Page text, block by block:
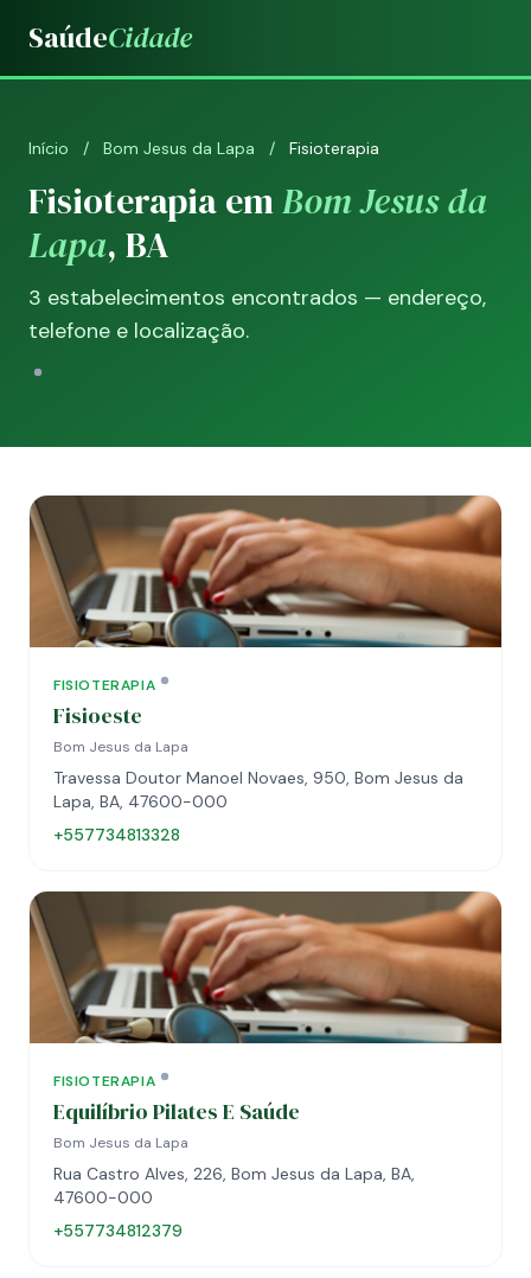
SaúdeCidade
Início / Bom Jesus da Lapa / Fisioterapia
Fisioterapia emBom Jesus da
Lapa, BA
3 estabelecimentos encontrados — endereço,
telefone e localização.
FISIOTERAPIA
Fisioeste
Bom Jesus da Lapa
Travessa Doutor Manoel Novaes, 950, Bom Jesus da
Lapa, BA, 47600-000
+557734813328
FISIOTERAPIA
Equilíbrio Pilates E Saúde
Bom Jesus da Lapa
Rua Castro Alves, 226, Bom Jesus da Lapa, BA,
47600-000
+557734812379